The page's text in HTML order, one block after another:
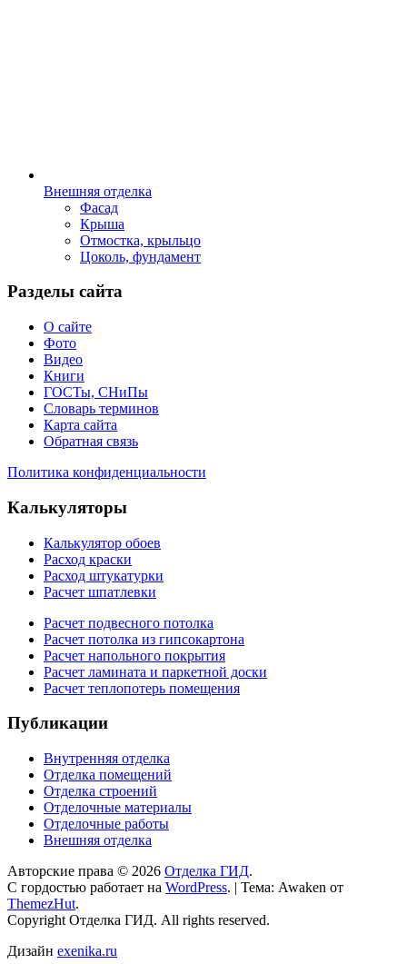
Внешняя отделка
Фасад
Крыша
Отмостка, крыльцо
Цоколь, фундамент
Разделы сайта
О сайте
Фото
Видео
Книги
ГОСТы, СНиПы
Словарь терминов
Карта сайта
Обратная связь
Политика конфиденциальности
Калькуляторы
Калькулятор обоев
Расход краски
Расход штукатурки
Расчет шпатлевки
Расчет подвесного потолка
Расчет потолка из гипсокартона
Расчет напольного покрытия
Расчет ламината и паркетной доски
Расчет теплопотерь помещения
Публикации
Внутренняя отделка
Отделка помещений
Отделка строений
Отделочные материалы
Отделочные работы
Внешняя отделка
Авторские права © 2026 Отделка ГИД.
С гордостью работает на WordPress. | Тема: Awaken от
ThemezHut.
Copyright Отделка ГИД. All rights reserved.
Дизайн exenika.ru